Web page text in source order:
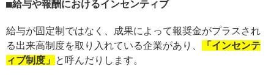
給与や報酬におけるインセンティブ
給与が固定制ではなく、成果によって報奨金がプラスされ
る出来高制度を取り入れている企業があり、
「インセンテ
ィブ制度」
と呼んだりします。